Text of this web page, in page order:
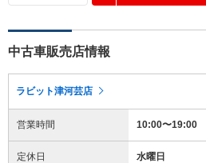
中古車販売店情報
ラビット津河芸店
営業時間 10:00〜19:00
定休日 水曜日